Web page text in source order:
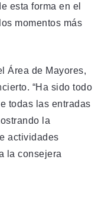
esta forma en el
momentos más
Área de Mayores,
“Ha sido todo
todas las entradas
la
actividades
la consejera